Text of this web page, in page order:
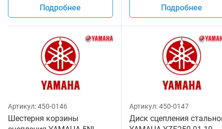
Подробнее Подробнее
Артикул:450-0146
Шестерня корзины
Артикул:450-0147
Диск сцепления